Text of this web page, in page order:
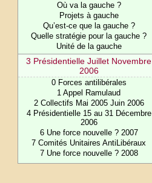
Où va la gauche ?
Projets à gauche
Qu’est-ce que la gauche ?
Quelle stratégie pour la gauche ?
Unité de la gauche
3 Présidentielle Juillet Novembre
2006
0 Forces antilibérales
1 Appel Ramulaud
2 Collectifs Mai 2005 Juin 2006
4 Présidentielle 15 au 31 Décembre
2006
6 Une force nouvelle ? 2007
7 Comités Unitaires AntiLibéraux
7 Une force nouvelle ? 2008